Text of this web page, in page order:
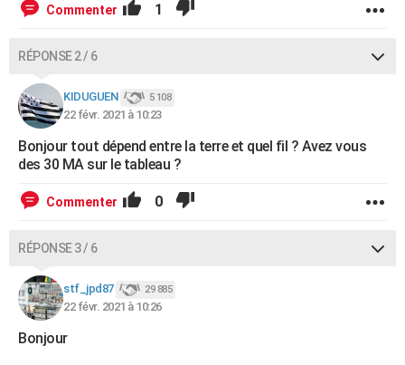
Commenter 1
RÉPONSE 2 / 6
KIDUGUEN 5 108
22 févr. 2021 à 10:23
Bonjour tout dépend entre la terre et quel fil ? Avez vous
des 30 MA sur le tableau ?
Commenter 0
RÉPONSE 3 / 6
stf_jpd87 29 885
22 févr. 2021 à 10:26
Bonjour